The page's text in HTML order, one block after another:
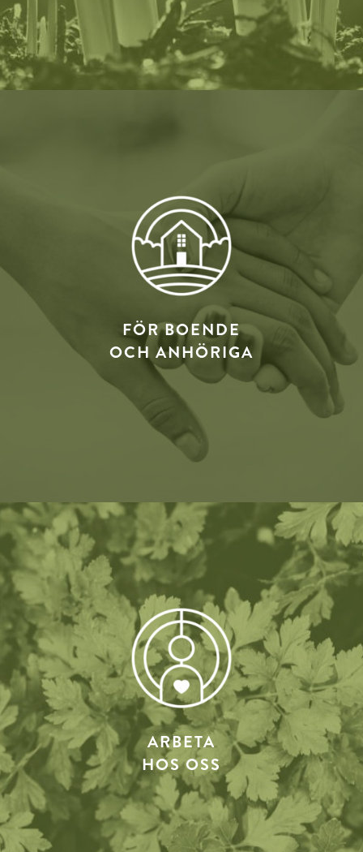
FÖR BOENDE
OCH ANHÖRIGA
ARBETA
HOS OSS